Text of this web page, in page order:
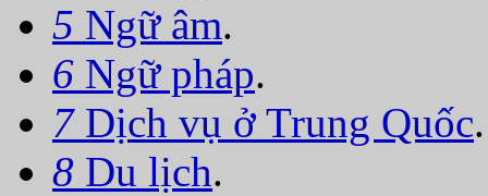
5 Ngữ âm.
6 Ngữ pháp.
7 Dịch vụ ở Trung Quốc.
8 Du lịch.